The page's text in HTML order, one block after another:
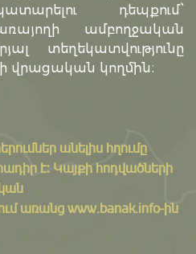
դեպքում՝
ամբողջական
տեղեկատվությունը
վրացական կողմին։
անելիս հղումը
է: Կայքի հոդվածների
առանց www.banak.info-ին